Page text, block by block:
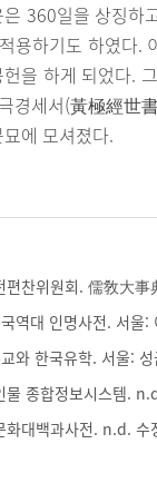
360일을 상징
용하기도 하였다.
을 하게 되었다.
경세서(黃極經世
에 모셔졌다.
편찬위원회. 儒敎大
역대 인명사전. 서울
와 한국유학. 서울:
물 종합정보시스템.
화대백과사전. n.d.